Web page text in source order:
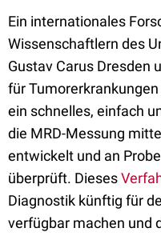
Ein internationales
Wissenschaftlern des
Gustav Carus Dresden
für
ein schnelles, einfach
die MRD-Messung
entwickelt und an
überprüft. Dieses
Diagnostik künftig für
verfügbar machen und